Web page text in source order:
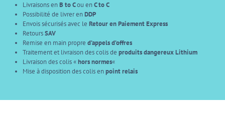
Livraisons enB to Cou enC to C
Possibilité de livrer enDDP
Envois sécurisés avec le Retour en Paiement Express
RetoursSAV
Remise en main propre d’appels d’offres
Traitement et livraison des colis de produits dangereux Lithium
Livraison des colis «hors normes«
Mise à disposition des colis enpoint relais